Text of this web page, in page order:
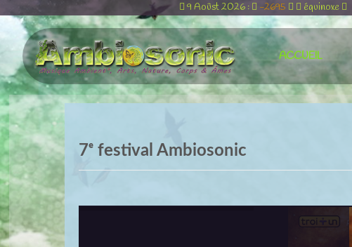
9 Aoûst 2026 : -2695 équinoxe
ACCUEIL
7ᵉ festival Ambiosonic